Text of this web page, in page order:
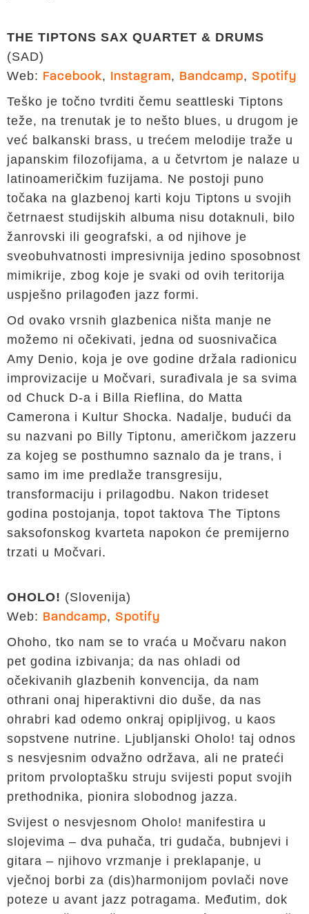
THE TIPTONS SAX QUARTET & DRUMS
(SAD)
Web: Facebook, Instagram, Bandcamp, Spotify
Teško je točno tvrditi čemu seattleski Tiptons
teže, na trenutak je to nešto blues, u drugom je
već balkanski brass, u trećem melodije traže u
japanskim filozofijama, a u četvrtom je nalaze u
latinoameričkim fuzijama. Ne postoji puno
točaka na glazbenoj karti koju Tiptons u svojih
četrnaest studijskih albuma nisu dotaknuli, bilo
žanrovski ili geografski, a od njihove je
sveobuhvatnosti impresivnija jedino sposobnost
mimikrije, zbog koje je svaki od ovih teritorija
uspješno prilagođen jazz formi.
Od ovako vrsnih glazbenica ništa manje ne
možemo ni očekivati, jedna od suosnivačica
Amy Denio, koja je ove godine držala radionicu
improvizacije u Močvari, surađivala je sa svima
od Chuck D-a i Billa Rieflina, do Matta
Camerona i Kultur Shocka. Nadalje, budući da
su nazvani po Billy Tiptonu, američkom jazzeru
za kojeg se posthumno saznalo da je trans, i
samo im ime predlaže transgresiju,
transformaciju i prilagodbu. Nakon trideset
godina postojanja, topot taktova The Tiptons
saksofonskog kvarteta napokon će premijerno
trzati u Močvari.
OHOLO! (Slovenija)
Web: Bandcamp, Spotify
Ohoho, tko nam se to vraća u Močvaru nakon
pet godina izbivanja; da nas ohladi od
očekivanih glazbenih konvencija, da nam
othrani onaj hiperaktivni dio duše, da nas
ohrabri kad odemo onkraj opipljivog, u kaos
sopstvene nutrine. Ljubljanski Oholo! taj odnos
s nesvjesnim odvažno održava, ali ne prateći
pritom prvoloptašku struju svijesti poput svojih
prethodnika, pionira slobodnog jazza.
Svijest o nesvjesnom Oholo! manifestira u
slojevima – dva puhača, tri gudača, bubnjevi i
gitara – njihovo vrzmanje i preklapanje, u
vječnoj borbi za (dis)harmonijom povlači nove
poteze u avant jazz potragama. Međutim, dok